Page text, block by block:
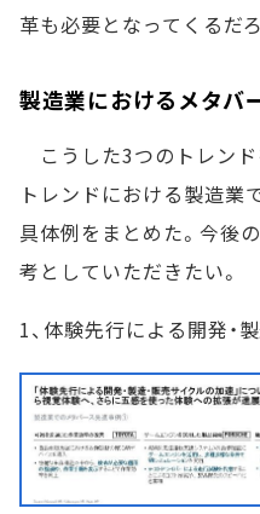
革も必要となってくるだろ
製造業におけるメタバ
こうした3つのトレンド
トレンドにおける製造業
具体例をまとめた。今後
考としていただきたい。
1、体験先行による開発・